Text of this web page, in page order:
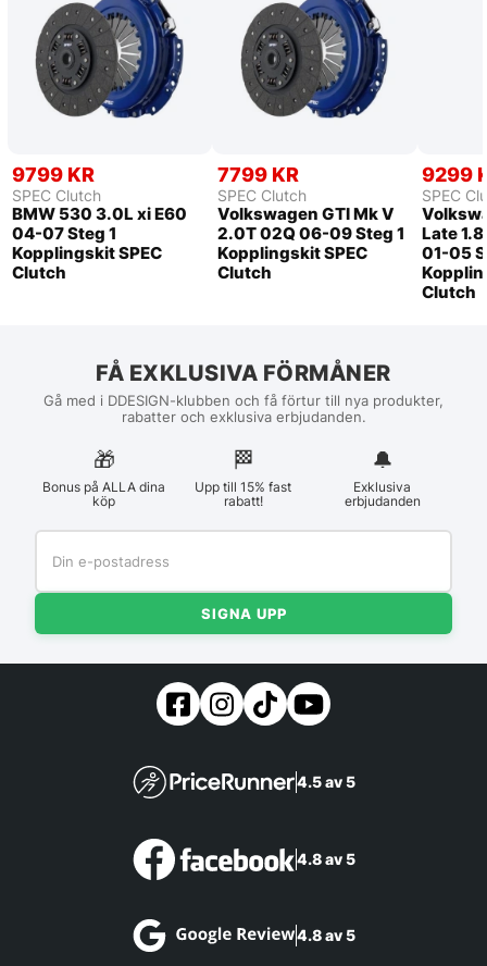
9799 KR
SPEC Clutch
BMW 530 3.0L xi E60
04-07 Steg 1
Kopplingskit SPEC
Clutch
7799 KR
SPEC Clutch
Volkswagen GTI Mk V
2.0T 02Q 06-09 Steg 1
Kopplingskit SPEC
Clutch
9299
SPEC
Late
01-05
Clutch
FÅ EXKLUSIVA FÖRMÅNER
Gå med i DDESIGN-klubben och få förtur till nya produkter,
rabatter och exklusiva erbjudanden.
🎁
Bonus på ALLA dina
köp
🏁︎
Upp till 15% fast
rabatt!
🔔
Exklusiva
erbjudanden
SIGNA UPP
4.5 av 5
4.8 av 5
4.8 av 5